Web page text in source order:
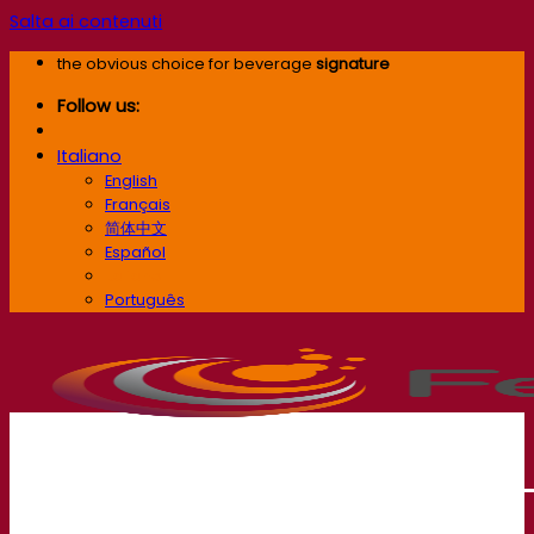
Salta ai contenuti
the obvious choice for beverage signature
Follow us:
Italiano
English
Français
简体中文
Español
Português